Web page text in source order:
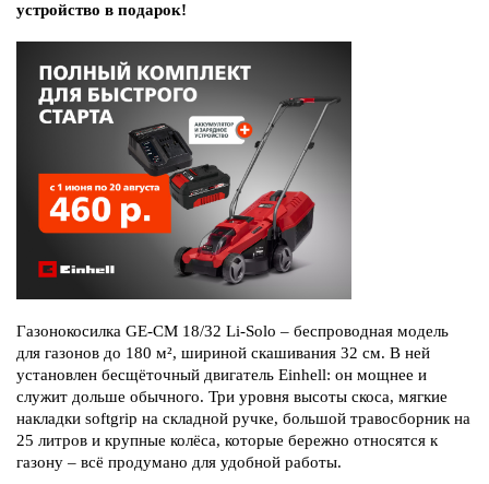
устройство в подарок!
Газонокосилка GE-CM 18/32 Li-Solo – беспроводная модель
для газонов до 180 м², шириной скашивания 32 см. В ней
установлен бесщёточный двигатель Einhell: он мощнее и
служит дольше обычного. Три уровня высоты скоса, мягкие
накладки softgrip на складной ручке, большой травосборник на
25 литров и крупные колёса, которые бережно относятся к
газону – всё продумано для удобной работы.